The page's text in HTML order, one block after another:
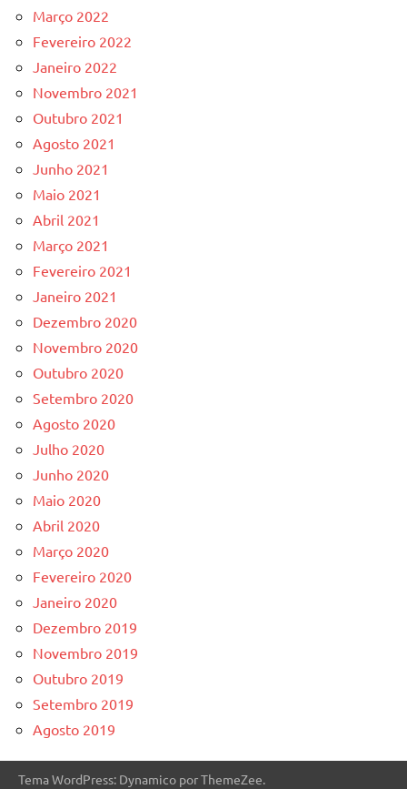
Março 2022
Fevereiro 2022
Janeiro 2022
Novembro 2021
Outubro 2021
Agosto 2021
Junho 2021
Maio 2021
Abril 2021
Março 2021
Fevereiro 2021
Janeiro 2021
Dezembro 2020
Novembro 2020
Outubro 2020
Setembro 2020
Agosto 2020
Julho 2020
Junho 2020
Maio 2020
Abril 2020
Março 2020
Fevereiro 2020
Janeiro 2020
Dezembro 2019
Novembro 2019
Outubro 2019
Setembro 2019
Agosto 2019
Tema WordPress: Dynamico por ThemeZee.